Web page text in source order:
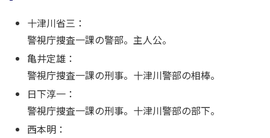
十津川省三：
警視庁捜査一課の警部。主人公。
亀井定雄：
警視庁捜査一課の刑事。十津川警部の相棒。
日下淳一：
警視庁捜査一課の刑事。十津川警部の部下。
西本明：